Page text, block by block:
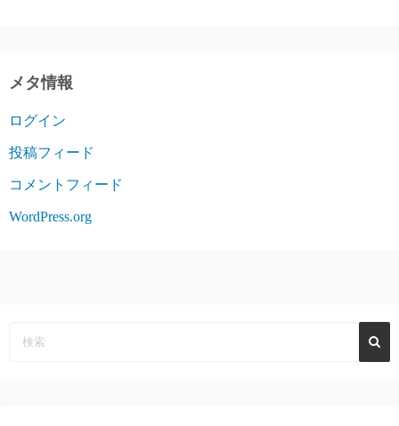
メタ情報
ログイン
投稿フィード
コメントフィード
WordPress.org